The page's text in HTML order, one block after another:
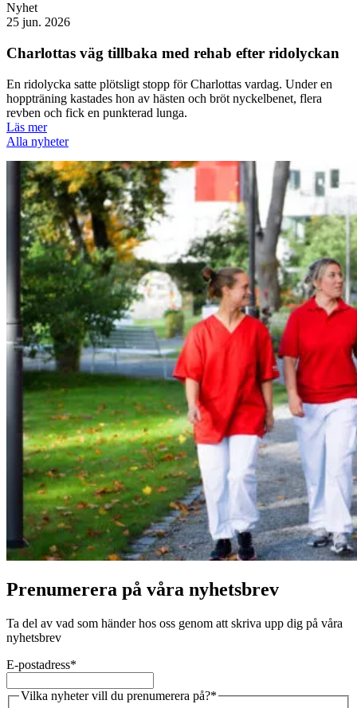
Nyhet
25 jun. 2026
Charlottas väg tillbaka med rehab efter ridolyckan
En ridolycka satte plötsligt stopp för Charlottas vardag. Under en
hoppträning kastades hon av hästen och bröt nyckelbenet, flera
revben och fick en punkterad lunga.
Läs mer
Alla nyheter
Prenumerera på våra nyhetsbrev
Ta del av vad som händer hos oss genom att skriva upp dig på våra
nyhetsbrev
E-postadress*
Vilka nyheter vill du prenumerera på?*